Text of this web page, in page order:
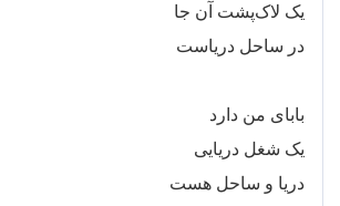
یک لاکپشت آن جا
در ساحل دریاست
بابای من دارد
یک شغل دریایی
دریا و ساحل هست